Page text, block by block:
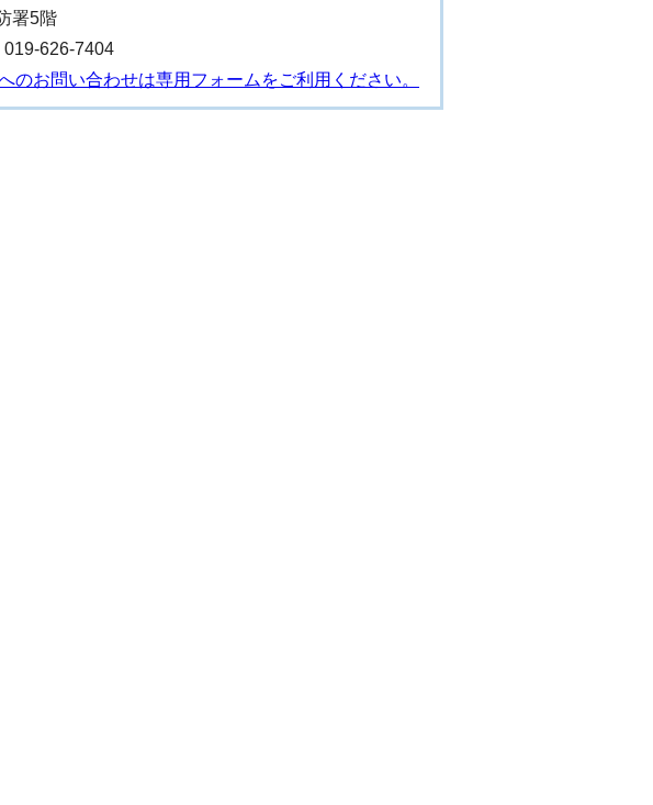
署5階
626-7404
お問い合わせは専用フォームをご利用ください。